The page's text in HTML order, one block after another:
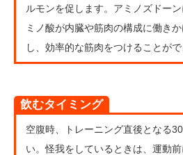
ルモンを促します。アミノズドー
ミノ酸が内臓や筋肉の構成に働き
し、効率的な筋肉をつけることがで
飲むタイミング
空腹時、トレーニング直後となる
い。怪我をしているときは、運動前